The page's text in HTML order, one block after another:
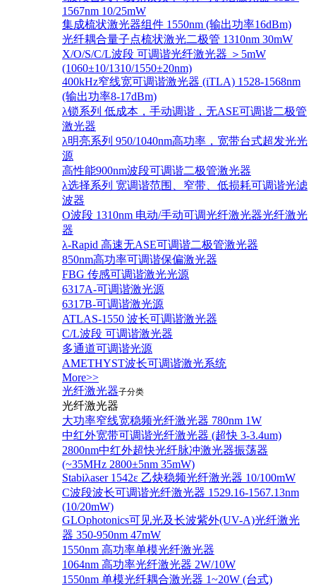
1567nm 10/25mW
集成梳状激光器组件 1550nm (输出功率16dBm)
光纤耦合量子点梳状激光二极管 1310nm 30mW
X/O/S/C/L波段 可调谐光纤激光器 ＞5mW
(1060±10/1310/1550±20nm)
400kHz窄线宽可调谐激光器 (iTLA) 1528-1568nm
(输出功率8-17dBm)
λ锁系列 低成本，手动调谐，无ASE可调谐二极管
激光器
λ明亮系列 950/1040nm高功率，宽带台式超发光光
源
高性能900nm波段可调谐二极管激光器
λ选择系列 宽调谐范围、窄带、低损耗可调谐光滤
波器
O波段 1310nm 电动/手动可调光纤激光器光纤激光
器
λ-Rapid 高速无ASE可调谐二极管激光器
850nm高功率可调谐保偏激光器
FBG 传感可调谐激光光源
6317A-可调谐激光源
6317B-可调谐激光源
ATLAS-1550 波长可调谐激光器
C/L波段 可调谐激光器
多通道可调谐光源
AMETHYST波长可调谐激光系统
More>>
光纤激光器子分类
光纤激光器
大功率窄线宽稳频光纤激光器 780nm 1W
中红外宽带可调谐光纤激光器 (超快 3-3.4um)
2800nm中红外超快光纤脉冲激光器振荡器
(~35MHz 2800±5nm 35mW)
Stabiλaser 1542ε 乙炔稳频光纤激光器 10/100mW
C波段波长可调谐光纤激光器 1529.16-1567.13nm
(10/20mW)
GLOphotonics可见光及长波紫外(UV-A)光纤激光
器 350-950nm 47mW
1550nm 高功率单模光纤激光器
1064nm 高功率光纤激光器 2W/10W
1550nm 单模光纤耦合激光器 1~20W (台式)